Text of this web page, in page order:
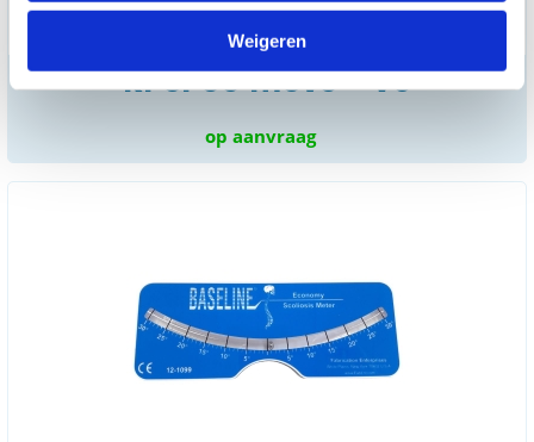
Weigeren
kForce Move - V3
op aanvraag